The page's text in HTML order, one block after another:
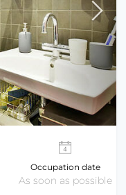
Occupation date
As soon as possible